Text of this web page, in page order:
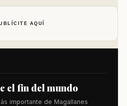
AQUÍ
el fin del mundo
importante de Magallanes